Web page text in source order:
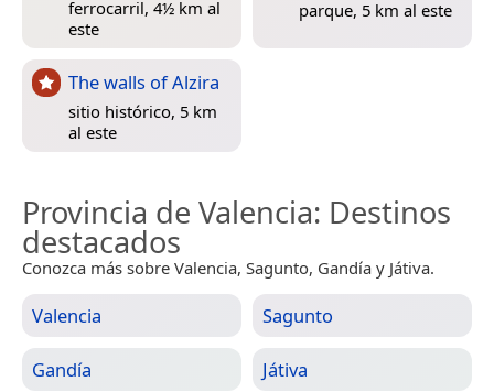
ferrocarril, 4½ km al
este
parque, 5 km al este
The walls of Alzira
sitio histórico, 5 km
al este
Provincia de Valencia: Destinos
destacados
Conozca más sobre Valencia, Sagunto, Gandía y Játiva.
Valencia Sagunto
Gandía Játiva